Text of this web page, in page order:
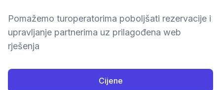
Pomažemo turoperatorima poboljšati rezervacije i
upravljanje partnerima uz prilagođena web
rješenja
Cijene